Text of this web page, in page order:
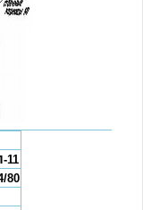
-11
80